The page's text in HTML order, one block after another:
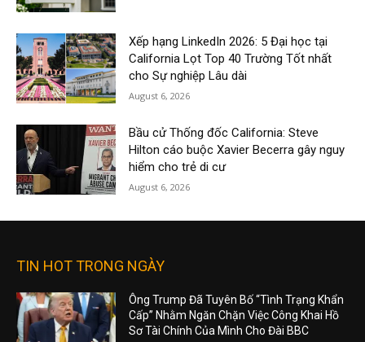
Xếp hạng LinkedIn 2026: 5 Đại học tại
California Lọt Top 40 Trường Tốt nhất
cho Sự nghiệp Lâu dài
August 6, 2026
Bầu cử Thống đốc California: Steve
Hilton cáo buộc Xavier Becerra gây nguy
hiểm cho trẻ di cư
August 6, 2026
TIN HOT TRONG NGÀY
Ông Trump Đã Tuyên Bố “Tình Trạng Khẩn
Cấp” Nhằm Ngăn Chặn Việc Công Khai Hồ
Sơ Tài Chính Của Mình Cho Đài BBC